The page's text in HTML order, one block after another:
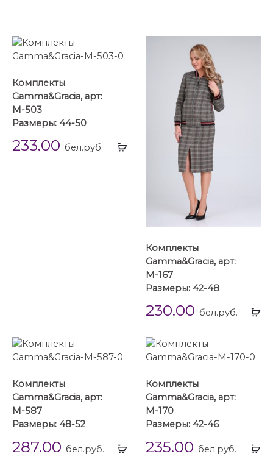
Выбрать
Комплекты
Gamma&Gracia, арт:
М-503
Размеры: 44-50
233.00 бел.руб.
Комплекты
Gamma&Gracia, арт:
М-167
Размеры: 42-48
230.00 бел.руб.
Выбрать
Комплекты
Gamma&Gracia, арт:
М-587
Размеры: 48-52
287.00 бел.руб.
Комплекты
Gamma&Gracia, арт:
М-170
Размеры: 42-46
235.00 бел.руб.